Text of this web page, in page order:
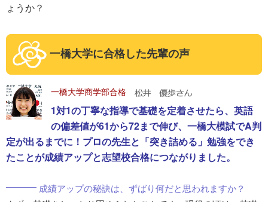
ょうか？
一橋大学に合格した先輩の声
一橋大学商学部合格
1対1の丁寧な指導で基礎を定着させたら、英語
の偏差値が61から72まで伸び、一橋大模試でA判
定が出るまでに！プロの先生と「突き詰める」勉強をでき
たことが成績アップと志望校合格につながりました。
成績アップの秘訣は、ずばり何だと思われますか？